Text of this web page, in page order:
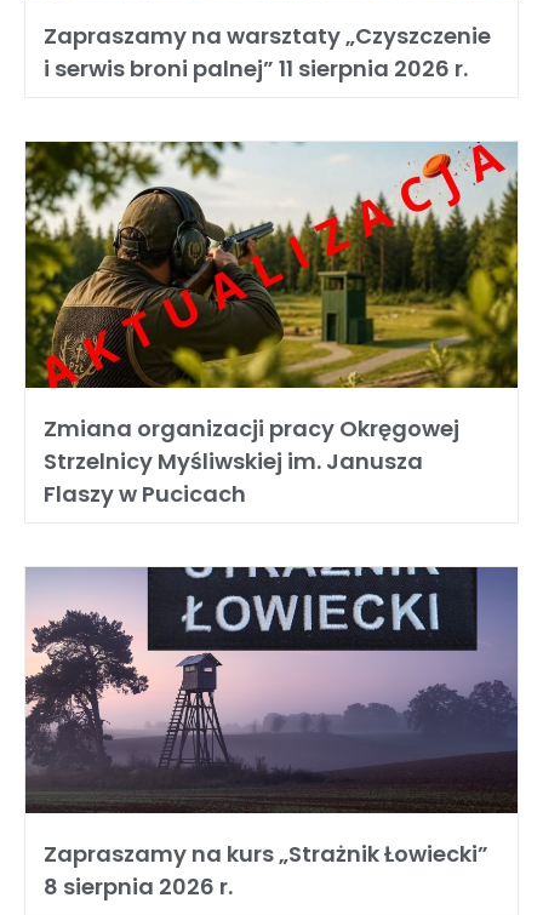
Zapraszamy na warsztaty „Czyszczenie
i serwis broni palnej” 11 sierpnia 2026 r.
Zmiana organizacji pracy Okręgowej
Strzelnicy Myśliwskiej im. Janusza
Flaszy w Pucicach
Zapraszamy na kurs „Strażnik Łowiecki”
8 sierpnia 2026 r.